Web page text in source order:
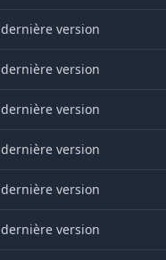
dernière version
dernière version
dernière version
dernière version
dernière version
dernière version